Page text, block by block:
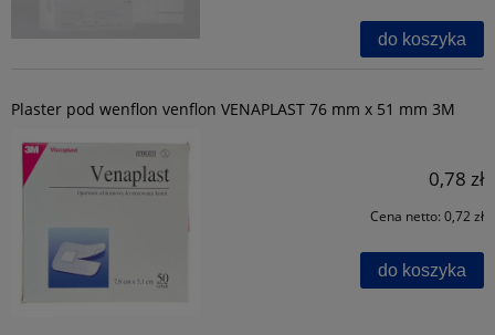
do koszyka
Plaster pod wenflon venflon VENAPLAST 76 mm x 51 mm 3M
0,78 zł
Cena netto: 0,72 zł
do koszyka